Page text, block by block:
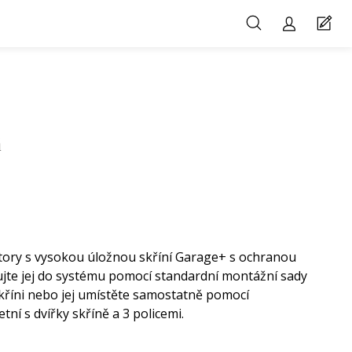
s vysokou úložnou skříní Garage+ s ochranou
jej do systému pomocí standardní montážní sady
nebo jej umístěte samostatně pomocí
s dvířky skříně a 3 policemi.